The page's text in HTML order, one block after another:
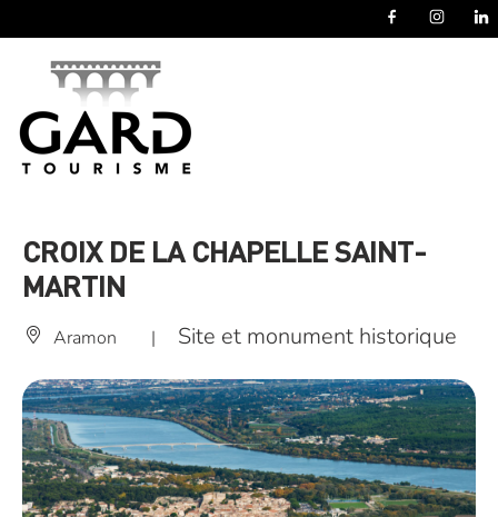
CROIX DE LA CHAPELLE SAINT-
MARTIN
Aramon | Site et monument historique